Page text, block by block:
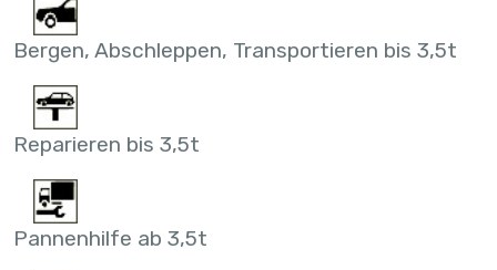
Bergen, Abschleppen, Transportieren bis 3,5t
Reparieren bis 3,5t
Pannenhilfe ab 3,5t